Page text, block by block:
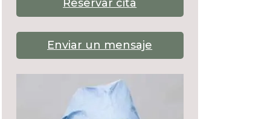
Reservar cita
Enviar un mensaje